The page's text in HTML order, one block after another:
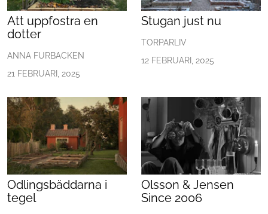
Arkitektur
Konst
Mat & Dryck
Mer
Att uppfostra en
dotter
ANNA FURBACKEN
21 FEBRUARI, 2025
Stugan just nu
TORPARLIV
12 FEBRUARI, 2025
Odlingsbäddarna i
tegel
Olsson & Jensen
Since 2006